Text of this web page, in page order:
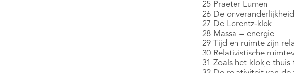
25 Praeter Lumen
26 De
27 De Lorentz-klok
28 Massa = energie
29 Tijd en ruimte zijn
30 Relativistische
31 Zoals het klokje